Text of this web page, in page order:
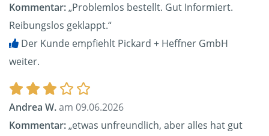
Kommentar:„Problemlos bestellt. Gut Informiert.
Reibungslos geklappt.“
Der Kunde empfiehlt Pickard + Heffner GmbH
weiter.
Andrea W.am 09.06.2026
Kommentar:„etwas unfreundlich, aber alles hat gut